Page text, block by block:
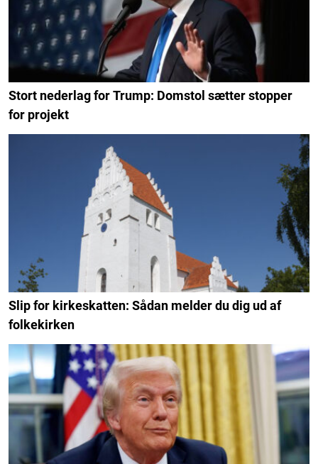
Stort nederlag for Trump: Domstol sætter stopper
for projekt
Slip for kirkeskatten: Sådan melder du dig ud af
folkekirken